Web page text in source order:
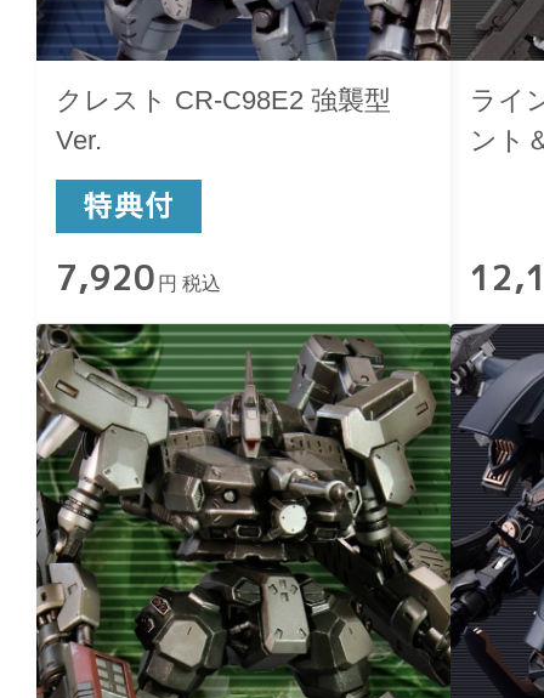
クレスト CR-C98E2 強襲型
Ver.
7,920 円 税込
ライ
ント